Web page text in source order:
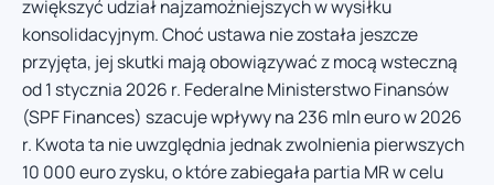
zwiększyć udział najzamożniejszych w wysiłku
konsolidacyjnym. Choć ustawa nie została jeszcze
przyjęta, jej skutki mają obowiązywać z mocą wsteczną
od 1 stycznia 2026 r. Federalne Ministerstwo Finansów
(SPF Finances) szacuje wpływy na 236 mln euro w 2026
r. Kwota ta nie uwzględnia jednak zwolnienia pierwszych
10 000 euro zysku, o które zabiegała partia MR w celu